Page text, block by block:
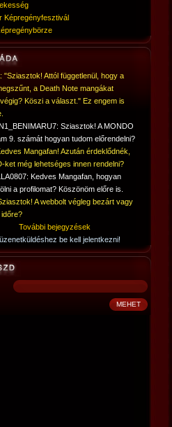
Képregényfesztivál
"Sziasztok! Attól függetlenül, hogy a
a Death Note mangákat
Köszi a választ." Ez engem is
Sziasztok! A MONDO
9. számát hogyan tudom előrendelni?
Mangafan! Azután érdeklődnék,
ket még lehetséges innen rendelni?
Kedves Mangafan, hogyan
a profilomat? Köszönöm előre is.
A webbolt végleg bezárt vagy
További bejegyzések
be kell jelentkezni!